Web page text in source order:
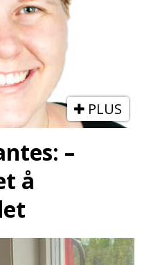
PLUS
–
å